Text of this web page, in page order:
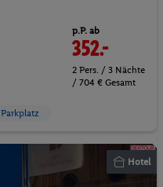
p.P. ab
352.-
2 Pers. / 3 Nächte
/ 704 € Gesamt
Parkplatz
Hotel